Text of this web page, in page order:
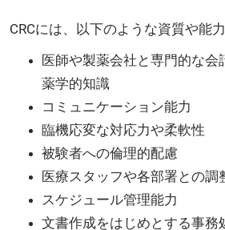
CRCには、以下のような資質や能
医師や製薬会社と専門的な会
薬学的知識
コミュニケーション能力
臨機応変な対応力や柔軟性
被験者への倫理的配慮
医療スタッフや各部署との調
スケジュール管理能力
文書作成をはじめとする事務